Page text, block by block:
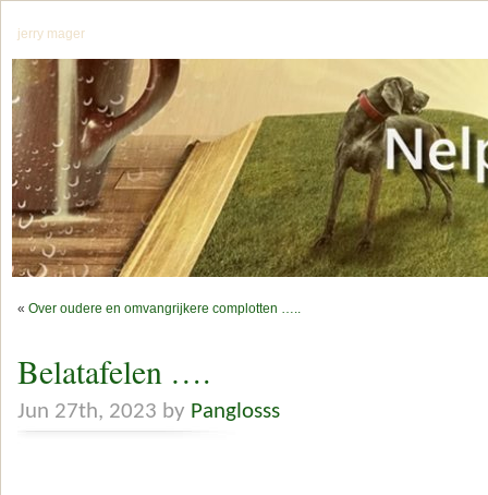
jerry mager
« Over oudere en omvangrijkere complotten …..
Belatafelen ….
Jun 27th, 2023 by Panglosss